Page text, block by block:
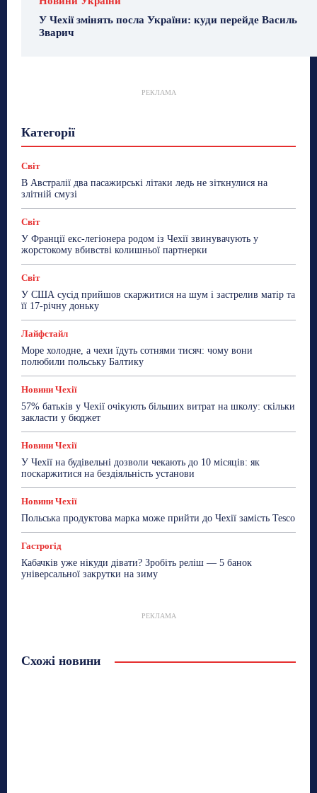
У Чехії змінять посла України: куди перейде Василь
Зварич
РЕКЛАМА
Категорії
ТехноМанія
Топ-новини Фоторепортаж
Світ
В Австралії два пасажирські літаки ледь не зіткнулися на
злітній смузі
Світ
У Франції екс-легіонера родом із Чехії звинувачують у
жорстокому вбивстві колишньої партнерки
Світ
У США сусід прийшов скаржитися на шум і застрелив матір та
її 17-річну доньку
Лайфстайл
Море холодне, а чехи їдуть сотнями тисяч: чому вони
полюбили польську Балтику
Новини Чехії
57% батьків у Чехії очікують більших витрат на школу: скільки
закласти у бюджет
Новини Чехії
У Чехії на будівельні дозволи чекають до 10 місяців: як
поскаржитися на бездіяльність установи
Новини Чехії
Польська продуктова марка може прийти до Чехії замість Tesco
Гастрогід
Кабачків уже нікуди дівати? Зробіть реліш — 5 банок
універсальної закрутки на зиму
РЕКЛАМА
Схожі новини